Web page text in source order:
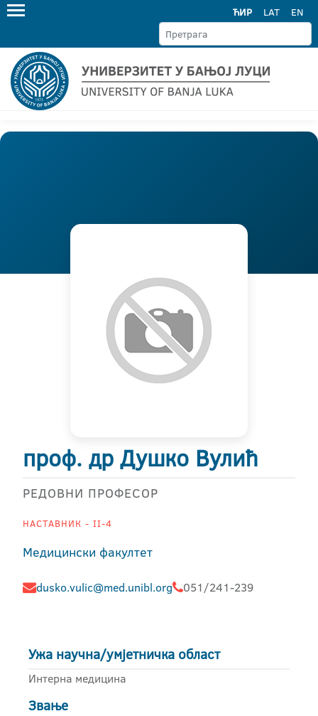
ЋИР LAT EN
проф. др Душко Вулић
РЕДОВНИ ПРОФЕСОР
НАСТАВНИК - II-4
Медицински факултет
dusko.vulic@med.unibl.org 051/241-239
Ужа научна/умјетничка област
Интерна медицина
Звање